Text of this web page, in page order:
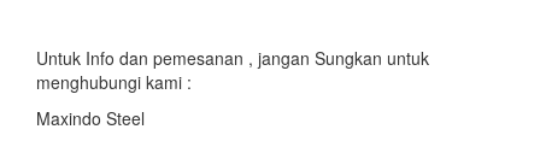
Untuk Info dan pemesanan , jangan Sungkan untuk
menghubungi kami :
Maxindo Steel